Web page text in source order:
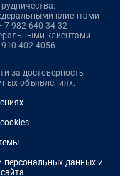
клиентами
7 982 640 34 32
клиентами
402 4056
за достоверность
объявлениях.
персональных данных и